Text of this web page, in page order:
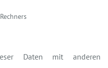
Daten mit anderen